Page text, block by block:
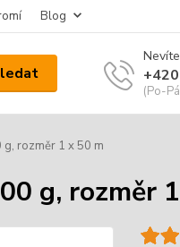
Blog
(Po-
g, rozměr 1 x 50 m
g, rozměr